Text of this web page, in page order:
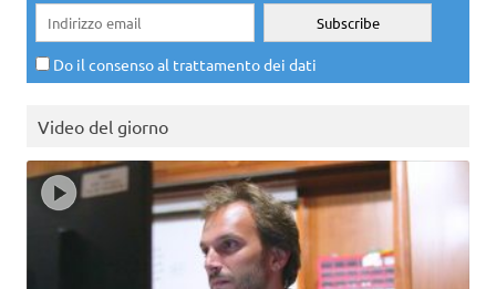
Do il consenso al trattamento dei dati
Video del giorno